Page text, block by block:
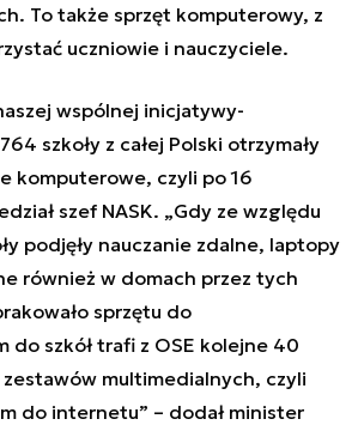
To także sprzęt komputerowy, z
uczniowie i nauczyciele.
wspólnej inicjatywy-
szkoły z całej Polski otrzymały
komputerowe, czyli po 16
szef NASK. „Gdy ze względu
podjęły nauczanie zdalne, laptopy
również w domach przez tych
sprzętu do
do szkół trafi z OSE kolejne 40
multimedialnych, czyli
do internetu” – dodał minister